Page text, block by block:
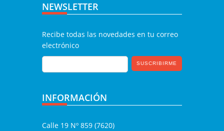
NEWSLETTER
Recibe todas las novedades en tu correo
electrónico
INFORMACIÓN
Calle 19 Nº 859 (7620)